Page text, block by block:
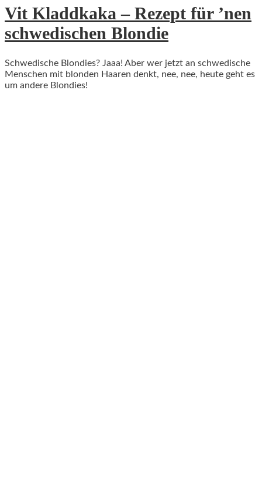
Vit Kladdkaka – Rezept für ’nen
schwedischen Blondie
Schwedische Blondies? Jaaa! Aber wer jetzt an schwedische
Menschen mit blonden Haaren denkt, nee, nee, heute geht es
um andere Blondies!